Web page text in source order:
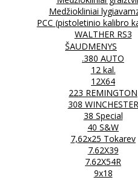
Medžiokliniai
PCC (pistoletinio kalibro
WALTHER RS3
ŠAUDMENYS
.380 AUTO
12 kal.
12X64
223 REMINGTON
308 WINCHESTER
38 Special
40 S&W
7,62x25 Tokarev
7.62X39
7.62X54R
9x18